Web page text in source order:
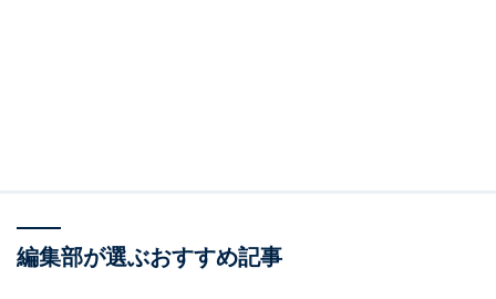
編集部が選ぶおすすめ記事